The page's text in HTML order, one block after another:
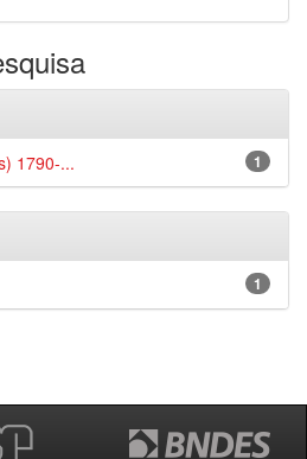
1
1790-...
1